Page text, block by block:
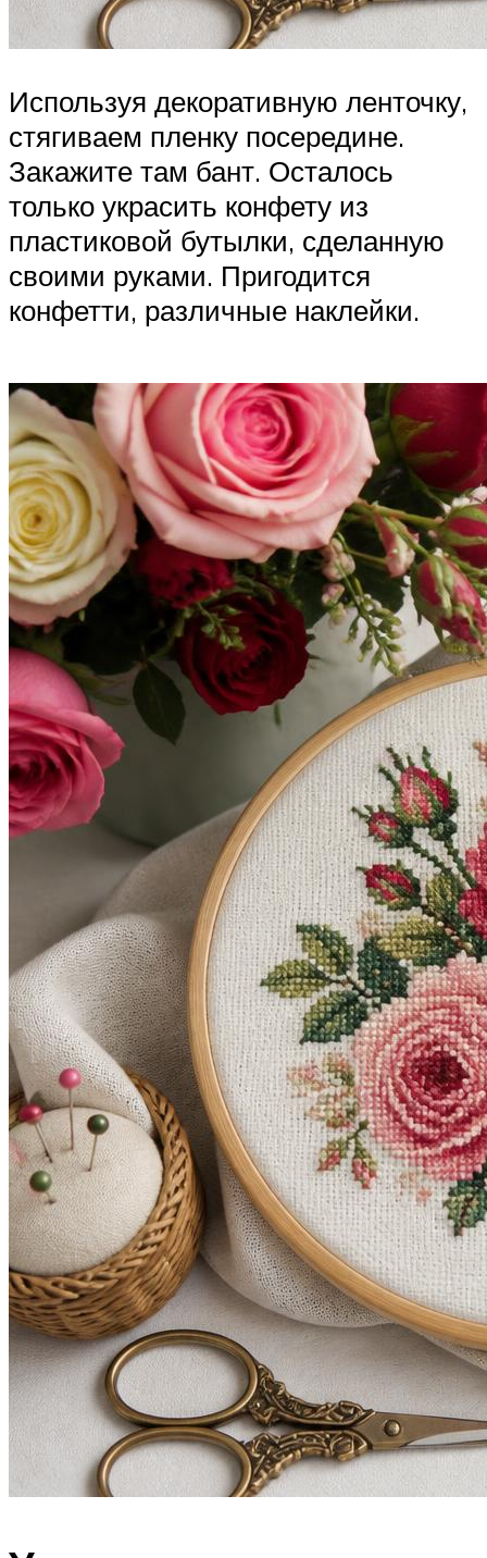
Используя декоративную ленточку,
стягиваем пленку посередине.
Закажите там бант. Осталось
только украсить конфету из
пластиковой бутылки, сделанную
своими руками. Пригодится
конфетти, различные наклейки.